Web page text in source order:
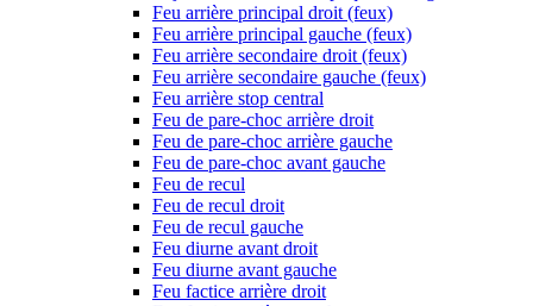
Feu arrière principal droit (feux)
Feu arrière principal gauche (feux)
Feu arrière secondaire droit (feux)
Feu arrière secondaire gauche (feux)
Feu arrière stop central
Feu de pare-choc arrière droit
Feu de pare-choc arrière gauche
Feu de pare-choc avant gauche
Feu de recul
Feu de recul droit
Feu de recul gauche
Feu diurne avant droit
Feu diurne avant gauche
Feu factice arrière droit